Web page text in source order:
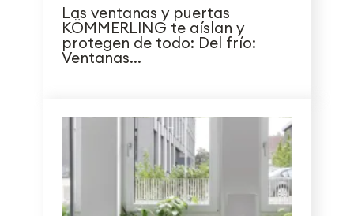
Las ventanas y puertas
KÖMMERLING te aíslan y
protegen de todo: Del frío:
Ventanas...